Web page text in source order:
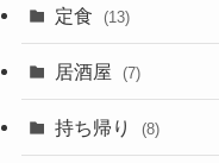
定食 (13)
居酒屋 (7)
持ち帰り (8)